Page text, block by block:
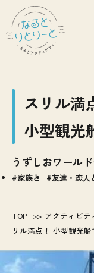
スリル満
小型観光
うずしおワール
家族と 友達・恋人
TOP アクティビテ
リル満点！ 小型観光